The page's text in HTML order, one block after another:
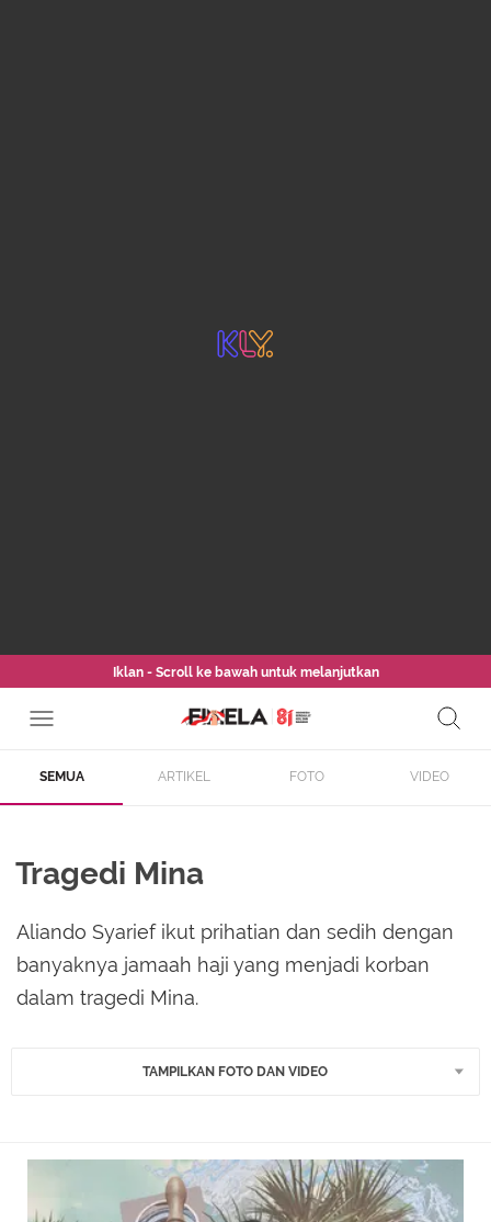
Iklan - Scroll ke bawah untuk melanjutkan
SEMUA ARTIKEL FOTO VIDEO
Tragedi Mina
Aliando Syarief ikut prihatian dan sedih dengan
banyaknya jamaah haji yang menjadi korban
dalam tragedi Mina.
TAMPILKAN FOTO DAN VIDEO